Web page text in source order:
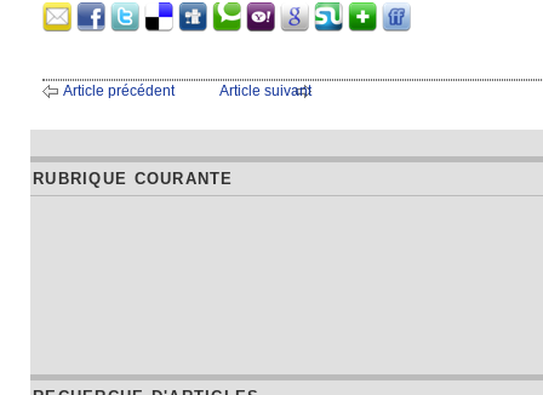
Article précédent Article suivant
RUBRIQUE COURANTE